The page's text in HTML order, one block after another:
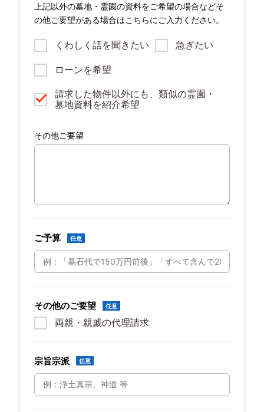
上記以外の墓地・霊園の資料をご希望の場合などそ
の他ご要望がある場合はこちらにご入力ください。
くわしく話を聞きたい 急ぎたい
ローンを希望
請求した物件以外にも、類似の霊園・
墓地資料を紹介希望
その他ご要望
ご予算 任意
その他のご要望 任意
両親・親戚の代理請求
宗旨宗派 任意